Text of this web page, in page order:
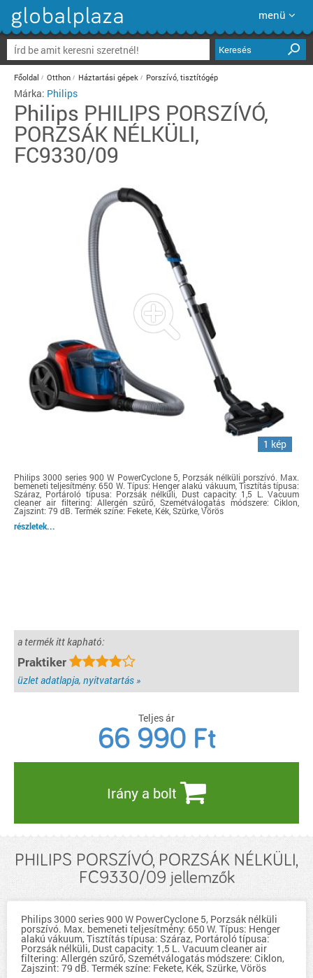
menü
Keresés
Főoldal Otthon Háztartási gépek Porszívó, tisztítógép
Márka: Philips
Philips PHILIPS PORSZÍVÓ,
PORZSÁK NÉLKÜLI,
FC9330/09
1 kép
Philips 3000 series 900 W PowerCyclone 5, Porzsák nélküli porszívó. Max.
bemeneti teljesítmény: 650 W. Típus: Henger alakú vákuum, Tisztítás típusa:
Száraz, Portároló típusa: Porzsák nélküli, Dust capacity: 1,5 L. Vacuum
cleaner air filtering: Allergén szűrő, Szemétválogatás módszere: Ciklon,
Zajszint: 79 dB. Termék színe: Fekete, Kék, Szürke, Vörös
részletek...
a termék itt kapható:
Praktiker
üzlet adatlapja, nyitvatartás »
Teljes ár
66 990 Ft
Irány a bolt
PHILIPS PORSZÍVÓ, PORZSÁK NÉLKÜLI,
FC9330/09 jellemzők
Philips 3000 series 900 W PowerCyclone 5, Porzsák nélküli
porszívó. Max. bemeneti teljesítmény: 650 W. Típus: Henger
alakú vákuum, Tisztítás típusa: Száraz, Portároló típusa:
Porzsák nélküli, Dust capacity: 1,5 L. Vacuum cleaner air
filtering: Allergén szűrő, Szemétválogatás módszere: Ciklon,
Zajszint: 79 dB. Termék színe: Fekete, Kék, Szürke, Vörös